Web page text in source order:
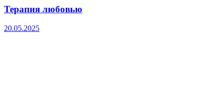
Терапия любовью
20.05.2025